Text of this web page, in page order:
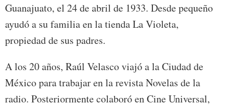
Guanajuato, el 24 de abril de 1933. Desde pequeño
ayudó a su familia en la tienda La Violeta,
propiedad de sus padres.
A los 20 años, Raúl Velasco viajó a la Ciudad de
México para trabajar en la revista Novelas de la
radio. Posteriormente colaboró en Cine Universal,